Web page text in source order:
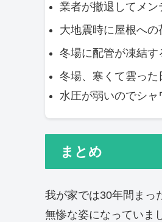
業者が撤退してメン
大地震時に屋根への
冬場に配管が凍結す
冬場、寒くて雲った
水圧が弱いのでシャ
まとめ
我が家では30年間まっ
無惨な姿になっていま